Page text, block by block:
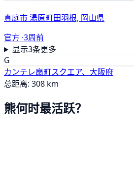
真庭市 湯原町田羽根, 岡山県
官方 ·3周前
显示3条更多
G
カンテレ扇町スクエア、大阪府
总距离: 308 km
熊何时最活跃？